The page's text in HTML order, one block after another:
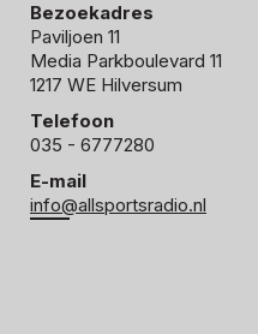
Bezoekadres
Paviljoen 11
Media Parkboulevard 11
1217 WE Hilversum
Telefoon
035 - 6777280
E-mail
info@allsportsradio.nl